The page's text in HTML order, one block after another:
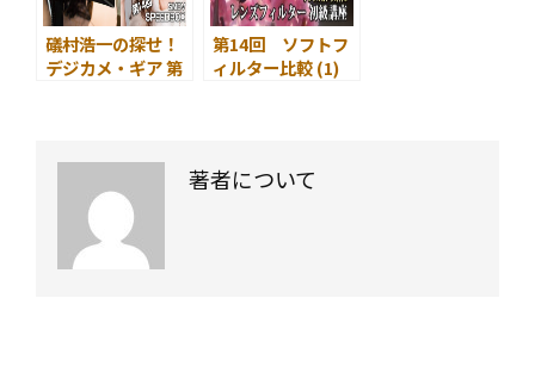
礒村浩一の探せ！
デジカメ・ギア 第
第14回 ソフトフ
ィルター比較 (1)
ス、センターフォ
ーカス ～
著者について